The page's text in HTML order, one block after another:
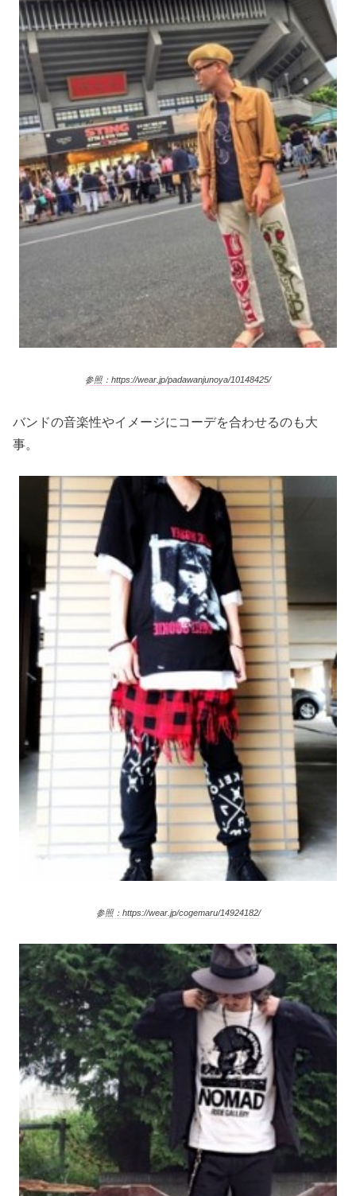
参照：https://wear.jp/padawanjunoya/10148425/
バンドの音楽性やイメージにコーデを合わせるのも大
事。
参照：https://wear.jp/cogemaru/14924182/